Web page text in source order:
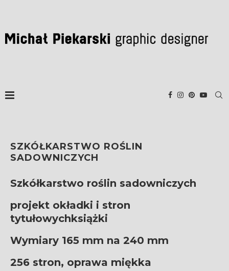
SZKÓŁKARSTWO ROŚLIN
SADOWNICZYCH
Szkółkarstwo roślin sadowniczych
projekt okładki i stron
tytułowychksiążki
Wymiary 165 mm na 240 mm
256 stron, oprawa miękka